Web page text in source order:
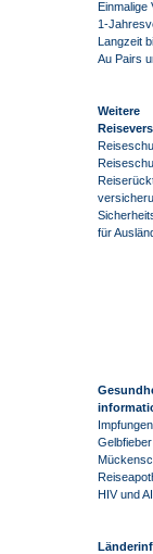
Einmalige
1-
Langzeit
Au Pairs
Weitere
für
Impfungen
HIV und